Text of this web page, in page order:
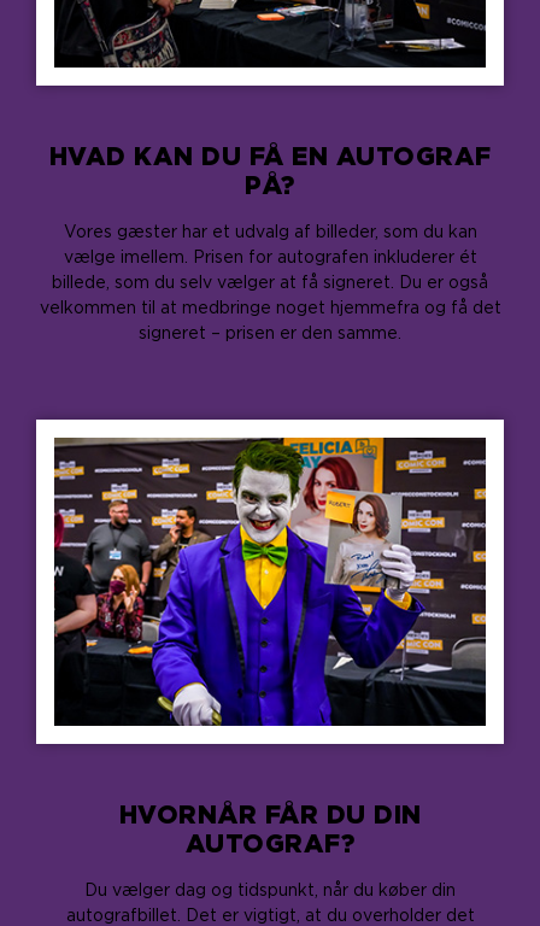
HVAD KAN DU FÅ EN AUTOGRAF
PÅ?
Vores gæster har et udvalg af billeder, som du kan
vælge imellem. Prisen for autografen inkluderer ét
billede, som du selv vælger at få signeret. Du er også
velkommen til at medbringe noget hjemmefra og få det
signeret – prisen er den samme.
HVORNÅR FÅR DU DIN
AUTOGRAF?
Du vælger dag og tidspunkt, når du køber din
autografbillet. Det er vigtigt, at du overholder det